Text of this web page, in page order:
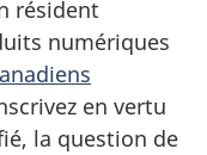
résident
numériques
en vertu
la question de